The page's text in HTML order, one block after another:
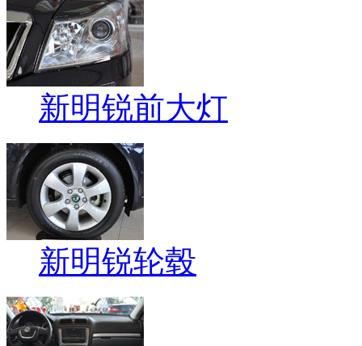
新明锐前大灯
新明锐轮毂